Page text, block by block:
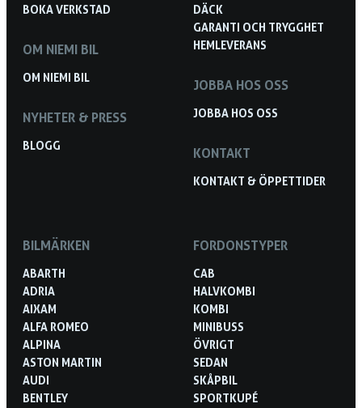
BOKA VERKSTAD
OM NIEMI BIL
OM NIEMI BIL
NYHETER & PRESS
BLOGG
DÄCK
GARANTI OCH TRYGGHET
HEMLEVERANS
JOBBA HOS OSS
JOBBA HOS OSS
KONTAKT
KONTAKT & ÖPPETTIDER
BILMÄRKEN
ABARTH
ADRIA
AIXAM
ALFA ROMEO
ALPINA
ASTON MARTIN
AUDI
BENTLEY
FORDONSTYPER
CAB
HALVKOMBI
KOMBI
MINIBUSS
ÖVRIGT
SEDAN
SKÅPBIL
SPORTKUPÉ